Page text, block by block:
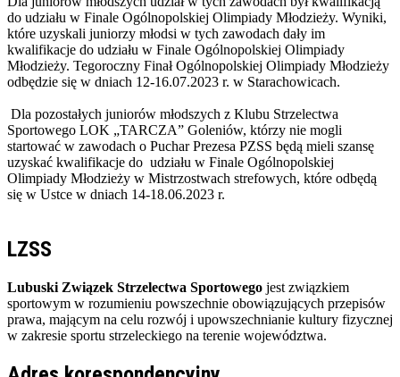
do udziału w Finale Ogólnopolskiej Olimpiady Młodzieży. Wyniki,
które uzyskali juniorzy młodsi w tych zawodach dały im
kwalifikacje do udziału w Finale Ogólnopolskiej Olimpiady
Młodzieży. Tegoroczny Finał Ogólnopolskiej Olimpiady Młodzieży
odbędzie się w dniach 12-16.07.2023 r. w Starachowicach.
Dla pozostałych juniorów młodszych z Klubu Strzelectwa
Sportowego LOK „TARCZA” Goleniów, którzy nie mogli
startować w zawodach o Puchar Prezesa PZSS będą mieli szansę
uzyskać kwalifikacje do udziału w Finale Ogólnopolskiej
Olimpiady Młodzieży w Mistrzostwach strefowych, które odbędą
się w Ustce w dniach 14-18.06.2023 r.
LZSS
Lubuski Związek Strzelectwa Sportowego jest związkiem
sportowym w rozumieniu powszechnie obowiązujących przepisów
prawa, mającym na celu rozwój i upowszechnianie kultury fizycznej
w zakresie sportu strzeleckiego na terenie województwa.